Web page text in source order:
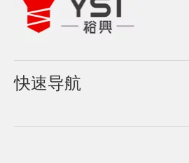
快速导航